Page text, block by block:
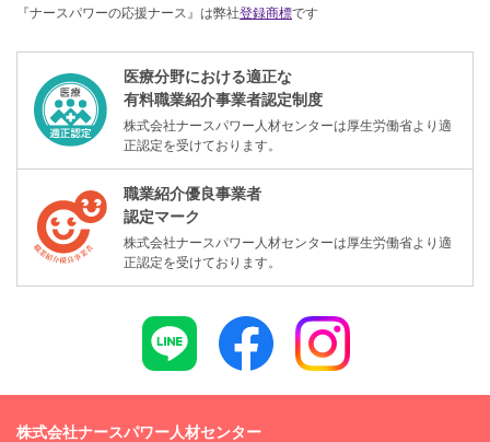
『ナースパワーの応援ナース』は弊社登録商標です
医療分野における適正な
有料職業紹介事業者認定制度
株式会社ナースパワー人材センターは厚生労働省より適
正認定を受けております。
職業紹介優良事業者
認定マーク
株式会社ナースパワー人材センターは厚生労働省より適
正認定を受けております。
株式会社ナースパワー人材センター